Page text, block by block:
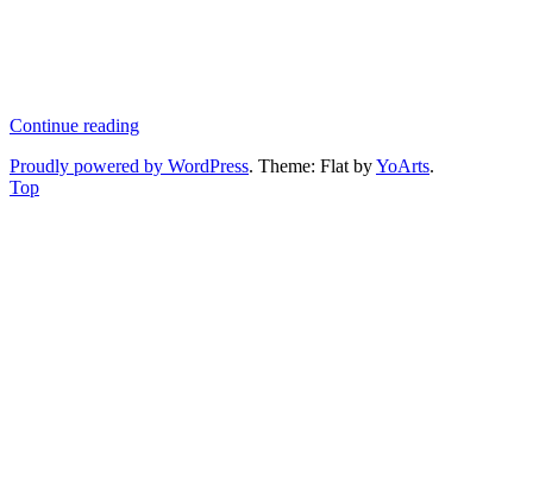
Continue reading
Proudly powered by WordPress. Theme: Flat byYoArts.
Top